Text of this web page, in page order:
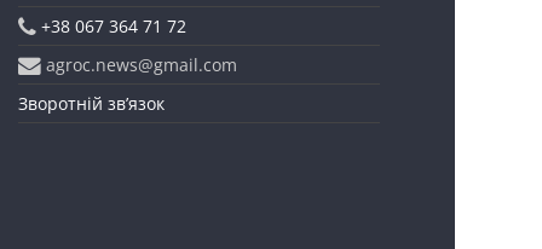
+38 067 364 71 72
agroc.news@gmail.com
Зворотній зв’язок